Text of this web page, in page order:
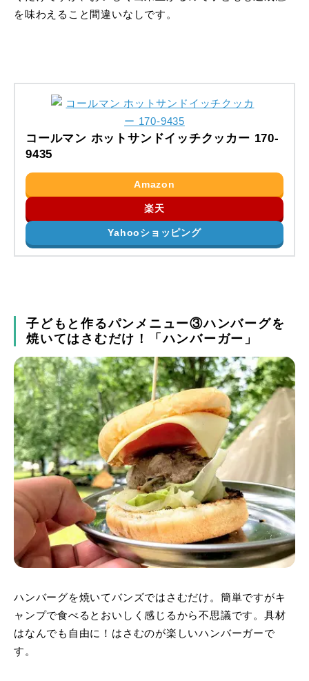
を味わえること間違いなしです。
コールマン ホットサンドイッチクッカー 170-
9435
Amazon
楽天
Yahooショッピング
子どもと作るパンメニュー③ハンバーグを
焼いてはさむだけ！「ハンバーガー」
ハンバーグを焼いてバンズではさむだけ。簡単ですがキ
ャンプで食べるとおいしく感じるから不思議です。具材
はなんでも自由に！はさむのが楽しいハンバーガーで
す。